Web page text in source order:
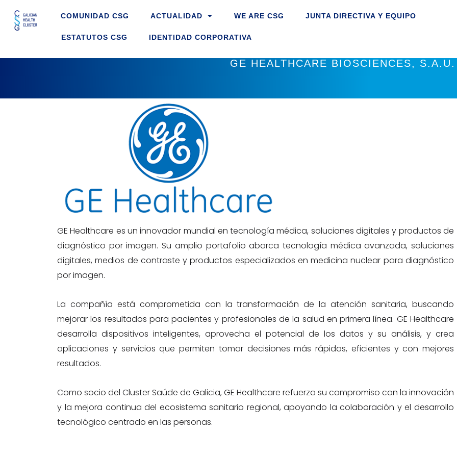
COMUNIDAD CSG ACTUALIDAD WE ARE CSG JUNTA DIRECTIVA Y EQUIPO
ESTATUTOS CSG IDENTIDAD CORPORATIVA
GE HEALTHCARE BIOSCIENCES, S.A.U.
GE Healthcare es un innovador mundial en tecnología médica, soluciones digitales y productos de
diagnóstico por imagen. Su amplio portafolio abarca tecnología médica avanzada, soluciones
digitales, medios de contraste y productos especializados en medicina nuclear para diagnóstico
por imagen.
La compañía está comprometida con la transformación de la atención sanitaria, buscando
mejorar los resultados para pacientes y profesionales de la salud en primera línea. GE Healthcare
desarrolla dispositivos inteligentes, aprovecha el potencial de los datos y su análisis, y crea
aplicaciones y servicios que permiten tomar decisiones más rápidas, eficientes y con mejores
resultados.
Como socio del Cluster Saúde de Galicia, GE Healthcare refuerza su compromiso con la innovación
y la mejora continua del ecosistema sanitario regional, apoyando la colaboración y el desarrollo
tecnológico centrado en las personas.